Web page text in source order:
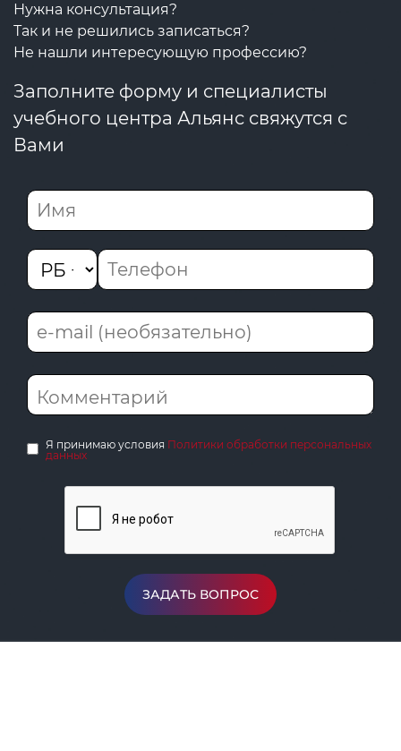
Нужна консультация?
Так и не решились записаться?
Не нашли интересующую профессию?
Заполните форму и специалисты
учебного центра Альянс свяжутся с
Вами
Я принимаю условия Политики обработки персональных
данных
ЗАДАТЬ ВОПРОС